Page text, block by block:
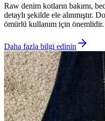
Raw denim kotların bakımı,
detaylı şekilde ele alınmıştır.
ömürlü kullanım için önemlidir.
Daha fazla bilgi edinin